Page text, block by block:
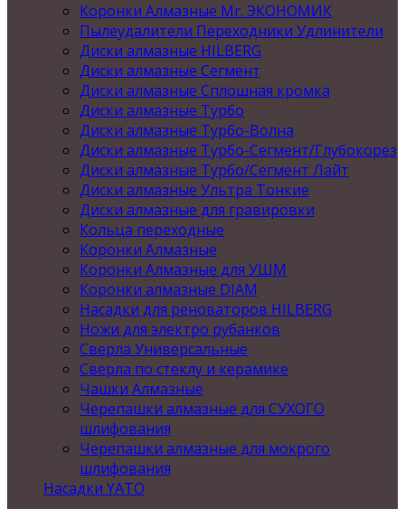
Коронки Алмазные Mr. ЭКОНОМИК
Пылеудалители Переходники Удлинители
Диски алмазные HILBERG
Диски алмазные Сегмент
Диски алмазные Сплошная кромка
Диски алмазные Турбо
Диски алмазные Турбо-Волна
Диски алмазные Турбо-Сегмент/Глубокорез
Диски алмазные Турбо/Сегмент Лайт
Диски алмазные Ультра Тонкие
Диски алмазные для гравировки
Кольца переходные
Коронки Алмазные
Коронки Алмазные для УШМ
Коронки алмазные DIAM
Насадки для реноваторов HILBERG
Ножи для электро рубанков
Сверла Универсальные
Сверла по стеклу и керамике
Чашки Алмазные
Черепашки алмазные для СУХОГО
шлифования
Черепашки алмазные для мокрого
шлифования
Насадки YATO